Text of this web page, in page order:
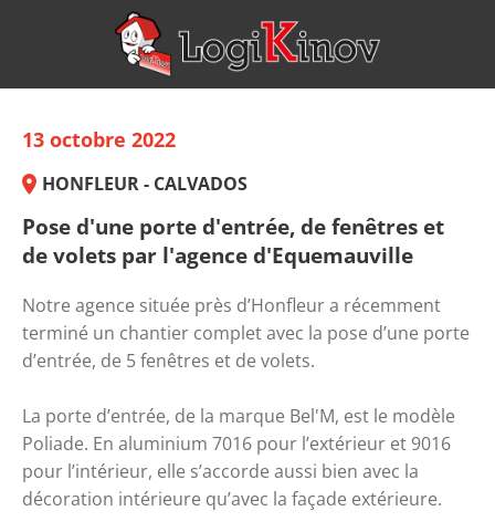
13 octobre 2022
HONFLEUR - CALVADOS
Pose d'une porte d'entrée, de fenêtres et
de volets par l'agence d'Equemauville
Notre agence située près d’Honfleur a récemment
terminé un chantier complet avec la pose d’une porte
d’entrée, de 5 fenêtres et de volets.
La porte d’entrée, de la marque Bel'M, est le modèle
Poliade. En aluminium 7016 pour l’extérieur et 9016
pour l’intérieur, elle s’accorde aussi bien avec la
décoration intérieure qu’avec la façade extérieure.